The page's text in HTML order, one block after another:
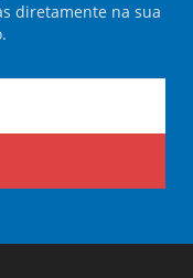
diretamente na sua